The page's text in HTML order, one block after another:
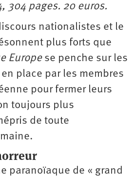
304 pages. 20 euros.
nationalistes et le
plus forts que
Europese penche sur les
place par les membres
pour fermer leurs
toujours plus
de toute
paranoïaque de « grand